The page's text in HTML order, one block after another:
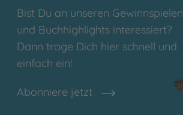
Bist Du an unseren Gewinnspielen
und Buchhighlights interessiert?
Dann trage Dich hier schnell und
einfach ein!
Abonniere jetzt